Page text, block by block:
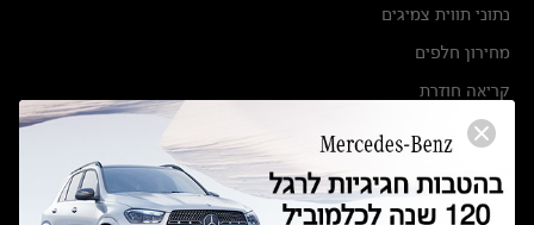
נתוני תווית צמיגים
מחירון חלפים
קריאה חוזרת
הודעה על הטבות לרכבי מרצדס בהסדר פשרה בתצ 56447-02-19
תקנון ימי מכירות 120 לכלמוביל